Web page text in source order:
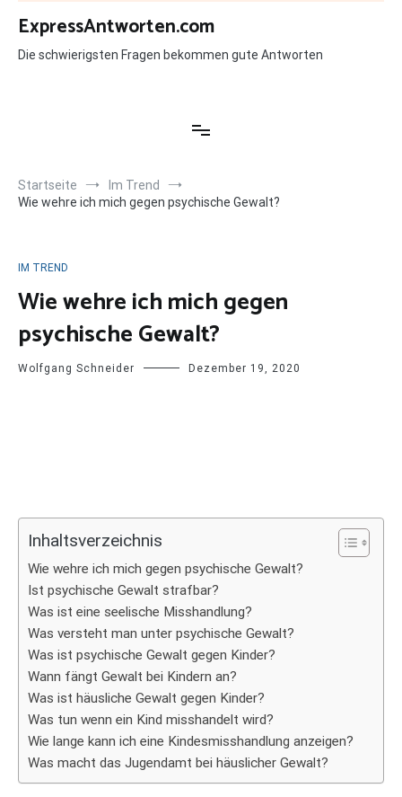
Zum
Inhalt
springen
ExpressAntworten.com
Die schwierigsten Fragen bekommen gute Antworten
Startseite
Im Trend
Wie wehre ich mich gegen psychische Gewalt?
IM TREND
Wie wehre ich mich gegen
psychische Gewalt?
Wolfgang Schneider Dezember 19, 2020
Inhaltsverzeichnis
Wie wehre ich mich gegen psychische Gewalt?
Ist psychische Gewalt strafbar?
Was ist eine seelische Misshandlung?
Was versteht man unter psychische Gewalt?
Was ist psychische Gewalt gegen Kinder?
Wann fängt Gewalt bei Kindern an?
Was ist häusliche Gewalt gegen Kinder?
Was tun wenn ein Kind misshandelt wird?
Wie lange kann ich eine Kindesmisshandlung anzeigen?
Was macht das Jugendamt bei häuslicher Gewalt?